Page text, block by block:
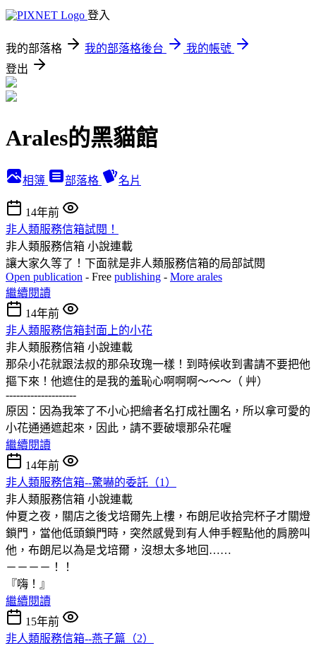
登入
我的部落格 我的部落格後台
我的帳號
登出
Arales的黑貓館
相簿 部落格 名片
14年前
非人類服務信箱試閱！
非人類服務信箱 小說連載
讓大家久等了！下面就是非人類服務信箱的局部試閱
Open publication - Free publishing - More arales
繼續閱讀
14年前
非人類服務信箱封面上的小花
非人類服務信箱 小說連載
那朵小花就跟法叔的那朵玫瑰一樣！到時候收到書請不要把他
摳下來！他遮住的是我的羞恥心啊啊啊～～～（ 艸）
--------------------
原因：因為我笨了不小心把繪者名打成社團名，所以拿可愛的
小花通通遮起來，因此，請不要破壞那朵花喔
繼續閱讀
14年前
非人類服務信箱--驚嚇的委託（1）
非人類服務信箱 小說連載
仲夏之夜，關店之後戈培爾先上樓，布朗尼收拾完杯子才關燈
鎖門，當他低頭鎖門時，突然感覺到有人伸手輕點他的肩膀叫
他，布朗尼以為是戈培爾，沒想太多地回……
－－－－！！
『嗨！』
繼續閱讀
15年前
非人類服務信箱--燕子篇（2）